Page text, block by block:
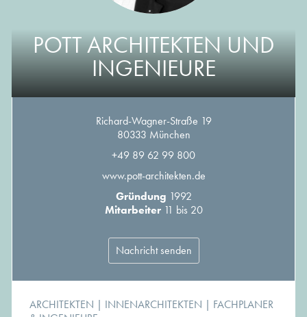
POTT ARCHITEKTEN UND
INGENIEURE
Richard-Wagner-Straße 19
80333 München
+49 89 62 99 800
www.pott-architekten.de
Gründung 1992
Mitarbeiter11 bis 20
Nachricht senden
ARCHITEKTEN | INNENARCHITEKTEN | FACHPLANER